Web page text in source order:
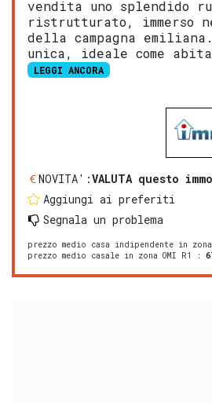
vendita uno splendido
ristrutturato, immerso
della campagna
unica, ideale come
LEGGI ANCORA
NOVITA':VALUTA questo
Aggiungi ai preferiti
Segnala un problema
prezzo medio casa indipendente in zona
prezzo medio casale in zona OMI R1
: